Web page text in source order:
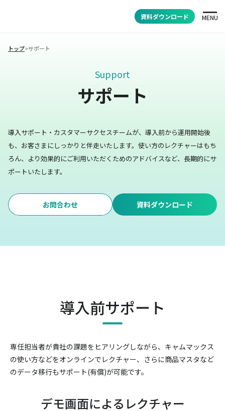
資料ダウンロード MENU
トップ>サポート
Support
サポート
導入サポート・カスタマーサクセスチームが、導入前から運用開始後
も、お客さまにしっかりと伴走いたします。 使い方のレクチャーはもち
ろん、より効果的にご利用いただくためのアドバイスなど、長期的にサ
ポートいたします。
お問合わせ 資料ダウンロード
導入前サポート
専任担当者が貴社の課題をヒアリングしながら、キャムマックス
の使い方などをオンラインでレクチャー、 さらに商品マスタなど
のデータ移行もサポート(有償)が可能です。
デモ画面によるレクチャー